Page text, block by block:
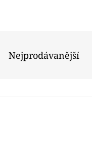
Nejprodávanější